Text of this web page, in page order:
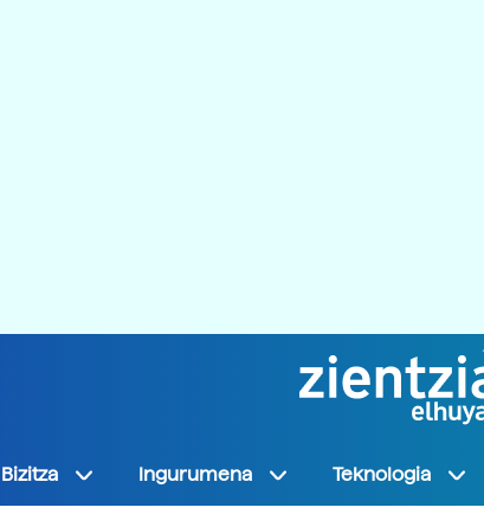
Bizitza Ingurumena Teknologia